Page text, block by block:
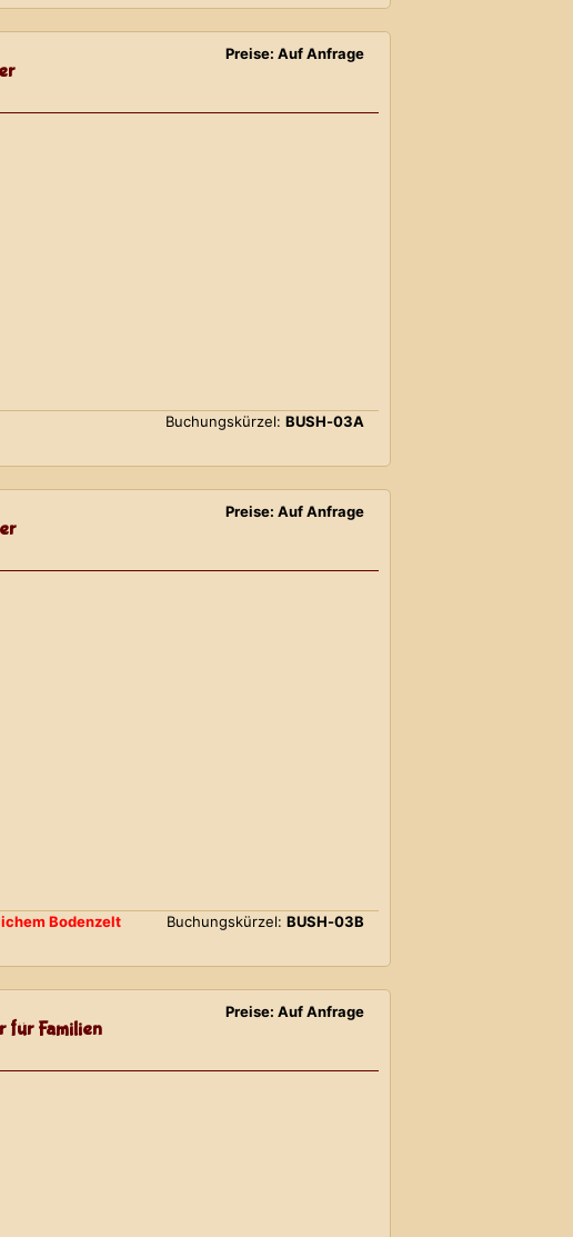
Preise: Auf Anfrage
Buchungskürzel: BUSH-03A
Preise: Auf Anfrage
Bodenzelt
Buchungskürzel: BUSH-03B
für Familien
Preise: Auf Anfrage